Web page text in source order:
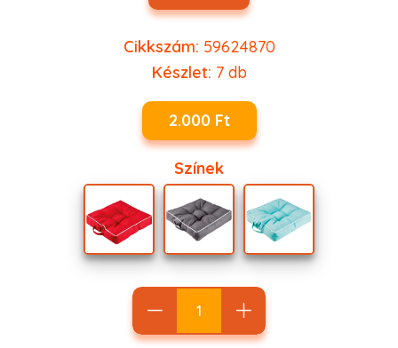
Cikkszám: 59624870
Készlet: 7db
2.000 Ft
Színek